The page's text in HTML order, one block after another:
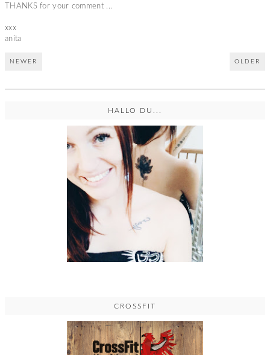
THANKS for your comment ...
xxx
anita
NEWER OLDER
HALLO DU...
CROSSFIT